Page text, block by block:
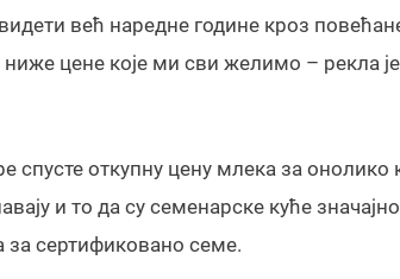
већ наредне године кроз
ниже цене које ми сви желимо – рекла
спусте откупну цену млека за онолико
и то да су семенарске куће значајно
за сертификовано семе.